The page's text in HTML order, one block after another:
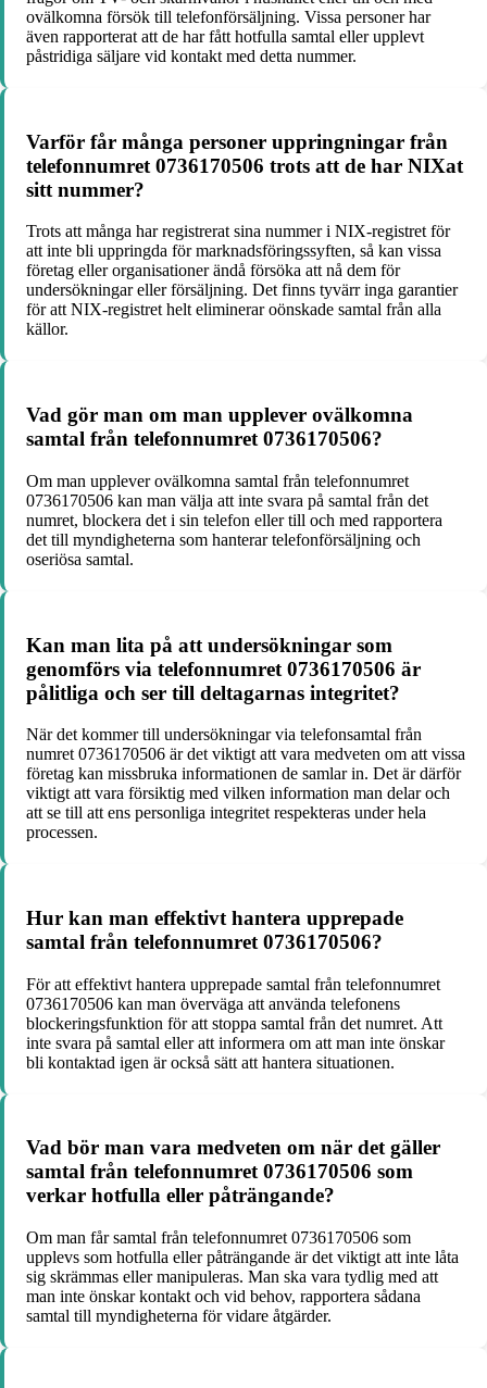
ovälkomna försök till telefonförsäljning. Vissa personer har
även rapporterat att de har fått hotfulla samtal eller upplevt
påstridiga säljare vid kontakt med detta nummer.
Varför får många personer uppringningar från
telefonnumret 0736170506 trots att de har NIXat
sitt nummer?
Trots att många har registrerat sina nummer i NIX-registret för
att inte bli uppringda för marknadsföringssyften, så kan vissa
företag eller organisationer ändå försöka att nå dem för
undersökningar eller försäljning. Det finns tyvärr inga garantier
för att NIX-registret helt eliminerar oönskade samtal från alla
källor.
Vad gör man om man upplever ovälkomna
samtal från telefonnumret 0736170506?
Om man upplever ovälkomna samtal från telefonnumret
0736170506 kan man välja att inte svara på samtal från det
numret, blockera det i sin telefon eller till och med rapportera
det till myndigheterna som hanterar telefonförsäljning och
oseriösa samtal.
Kan man lita på att undersökningar som
genomförs via telefonnumret 0736170506 är
pålitliga och ser till deltagarnas integritet?
När det kommer till undersökningar via telefonsamtal från
numret 0736170506 är det viktigt att vara medveten om att vissa
företag kan missbruka informationen de samlar in. Det är därför
viktigt att vara försiktig med vilken information man delar och
att se till att ens personliga integritet respekteras under hela
processen.
Hur kan man effektivt hantera upprepade
samtal från telefonnumret 0736170506?
För att effektivt hantera upprepade samtal från telefonnumret
0736170506 kan man överväga att använda telefonens
blockeringsfunktion för att stoppa samtal från det numret. Att
inte svara på samtal eller att informera om att man inte önskar
bli kontaktad igen är också sätt att hantera situationen.
Vad bör man vara medveten om när det gäller
samtal från telefonnumret 0736170506 som
verkar hotfulla eller påträngande?
Om man får samtal från telefonnumret 0736170506 som
upplevs som hotfulla eller påträngande är det viktigt att inte låta
sig skrämmas eller manipuleras. Man ska vara tydlig med att
man inte önskar kontakt och vid behov, rapportera sådana
samtal till myndigheterna för vidare åtgärder.